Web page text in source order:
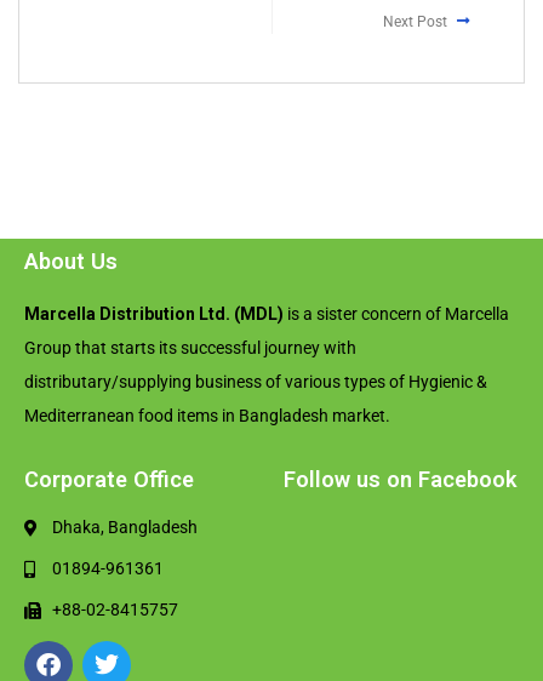
Next Post
About Us
Marcella Distribution Ltd. (MDL) is a sister concern of Marcella
Group that starts its successful journey with
distributary/supplying business of various types of Hygienic &
Mediterranean food items in Bangladesh market.
Corporate Office
Dhaka, Bangladesh
01894-961361
+88-02-8415757
Follow us on Facebook